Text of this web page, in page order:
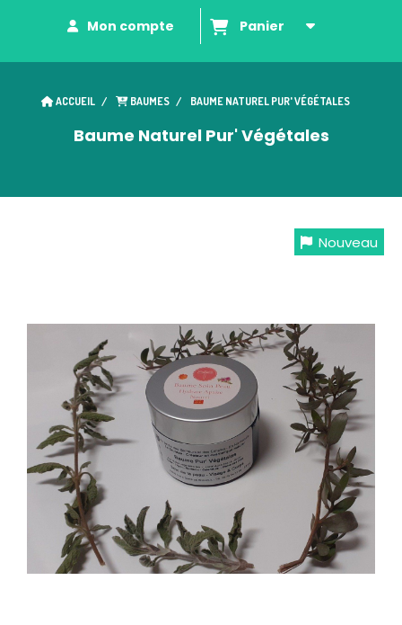
Mon compte Panier
ACCUEIL BAUMES BAUME NATUREL PUR' VÉGÉTALES
Baume Naturel Pur' Végétales
Nouveau